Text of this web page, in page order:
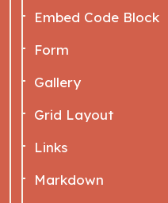
Embed Code Block
Form
Gallery
Grid Layout
Links
Markdown